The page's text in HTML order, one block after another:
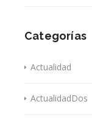
Categorías
Actualidad
ActualidadDos